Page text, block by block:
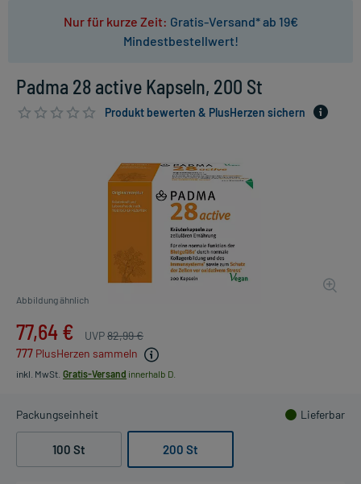
Nur für kurze Zeit: Gratis-Versand* ab 19€
Mindestbestellwert!
Padma 28 active Kapseln, 200 St
Produkt bewerten & PlusHerzen sichern
Abbildung ähnlich
77,64 € UVP82,99 €
777 PlusHerzen sammeln
inkl. MwSt. Gratis-Versand innerhalb D.
Packungseinheit Lieferbar
100 St 200 St